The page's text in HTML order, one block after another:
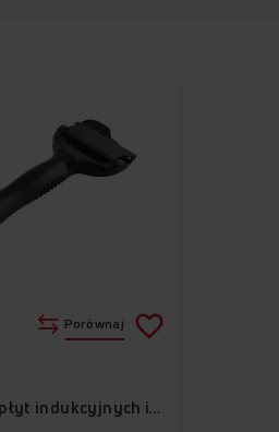
Skrobak do płyt indukcyjnych i ceramicznych APHB1001
Porównaj
ulubionych
z